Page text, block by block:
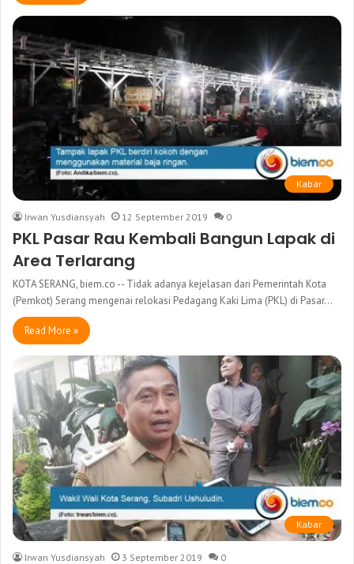
Kabar
Irwan Yusdiansyah 12 September 2019 0
PKL Pasar Rau Kembali Bangun Lapak di
Area Terlarang
KOTA SERANG, biem.co -- Tidak adanya kejelasan dari Pemerintah Kota
(Pemkot) Serang mengenai relokasi Pedagang Kaki Lima (PKL) di Pasar…
Read More »
Kabar
Irwan Yusdiansyah 3 September 2019 0